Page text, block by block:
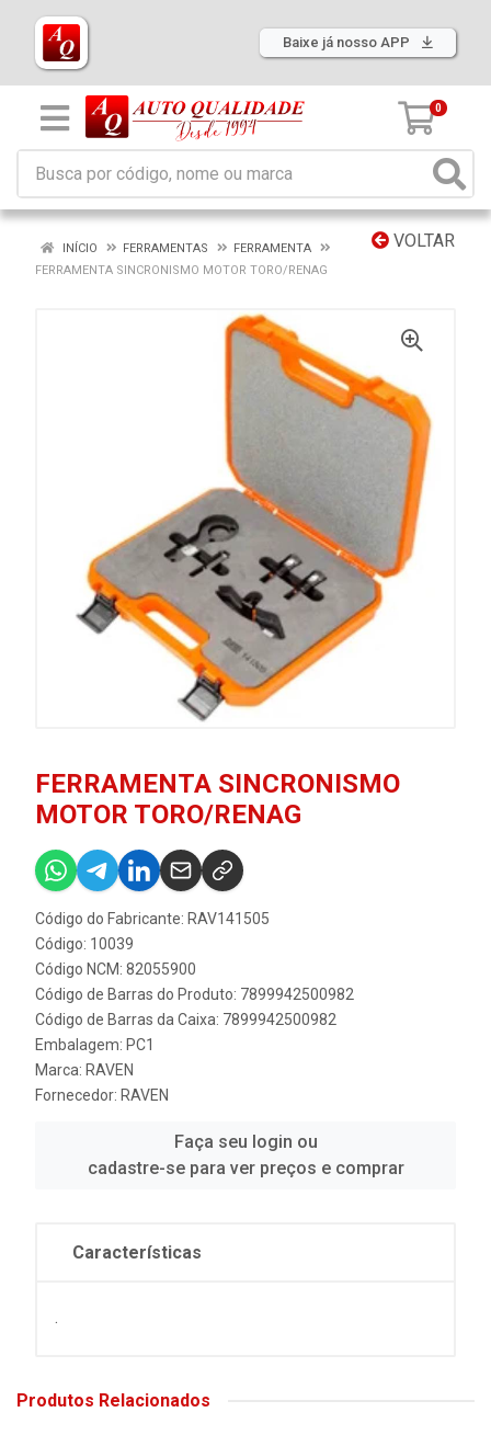
Baixe já nosso APP
0
VOLTAR
INÍCIO FERRAMENTAS
FERRAMENTA
FERRAMENTA SINCRONISMO MOTOR TORO/RENAG
FERRAMENTA SINCRONISMO
MOTOR TORO/RENAG
Código do Fabricante: RAV141505
Código: 10039
Código NCM: 82055900
Código de Barras do Produto: 7899942500982
Código de Barras da Caixa: 7899942500982
Embalagem: PC1
Marca: RAVEN
Fornecedor: RAVEN
Faça seu login ou
cadastre-se para ver preços e comprar
Características
.
Produtos Relacionados